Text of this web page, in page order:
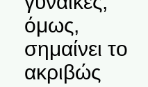
όμως,
σημαίνει το
ακριβώς